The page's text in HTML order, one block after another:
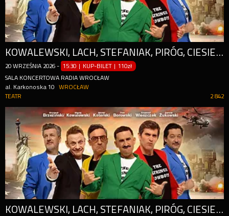
KOWALEWSKI, LACH, STEFANIAK, PIRÓG, CIESIELSKA
20 WRZEŚNIA 2026 - 15:30 | KUP-BILET |110zł
SALA KONCERTOWA RADIA WROCŁAW
al. Karkonoska 10
WROCŁAW
2 842
TEATR
KOWALEWSKI, LACH, STEFANIAK, PIRÓG, CIESIELSKA